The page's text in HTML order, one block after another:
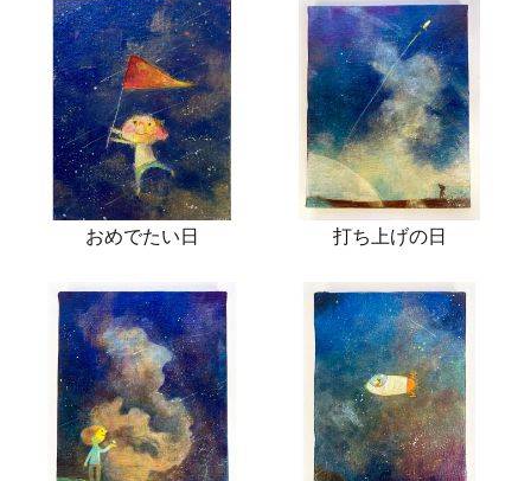
おめでたい日 打ち上げの日